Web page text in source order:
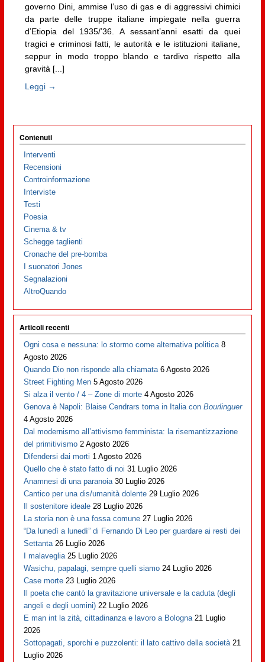
governo Dini, ammise l’uso di gas e di aggressivi chimici
da parte delle truppe italiane impiegate nella guerra
d’Etiopia del 1935/’36. A sessant’anni esatti da quei
tragici e criminosi fatti, le autorità e le istituzioni italiane,
seppur in modo troppo blando e tardivo rispetto alla
gravità [...]
Leggi →
Contenuti
Interventi
Recensioni
Controinformazione
Interviste
Testi
Poesia
Cinema & tv
Schegge taglienti
Cronache del pre-bomba
I suonatori Jones
Segnalazioni
AltroQuando
Articoli recenti
Ogni cosa e nessuna: lo stormo come alternativa politica 8
Agosto 2026
Quando Dio non risponde alla chiamata 6 Agosto 2026
Street Fighting Men 5 Agosto 2026
Si alza il vento / 4 – Zone di morte 4 Agosto 2026
Genova è Napoli: Blaise Cendrars torna in Italia conBourlinguer
4 Agosto 2026
Dal modernismo all’attivismo femminista: la risemantizzazione
del primitivismo 2 Agosto 2026
Difendersi dai morti 1 Agosto 2026
Quello che è stato fatto di noi 31 Luglio 2026
Anamnesi di una paranoia 30 Luglio 2026
Cantico per una dis/umanità dolente 29 Luglio 2026
Il sostenitore ideale 28 Luglio 2026
La storia non è una fossa comune 27 Luglio 2026
“Da lunedì a lunedì” di Fernando Di Leo per guardare ai resti dei
Settanta 26 Luglio 2026
I malaveglia 25 Luglio 2026
Wasichu, papalagi, sempre quelli siamo 24 Luglio 2026
Case morte 23 Luglio 2026
Il poeta che cantò la gravitazione universale e la caduta (degli
angeli e degli uomini) 22 Luglio 2026
E man int la zità, cittadinanza e lavoro a Bologna 21 Luglio
2026
Sottopagati, sporchi e puzzolenti: il lato cattivo della società 21
Luglio 2026